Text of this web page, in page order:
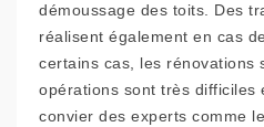
démoussage des toits. Des
réalisent également en cas
certains cas, les rénovations
opérations sont très difficiles
convier des experts comme